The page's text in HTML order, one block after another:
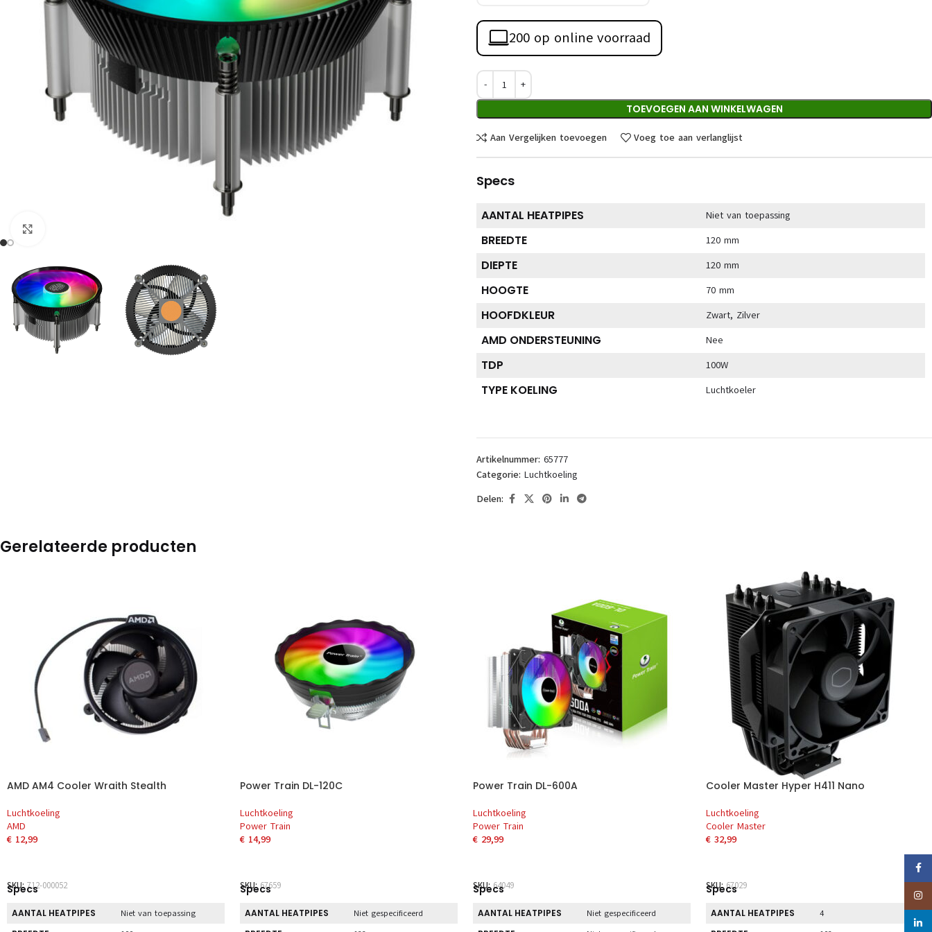
200 op online voorraad
TOEVOEGEN AAN WINKELWAGEN
Aan Vergelijken toevoegen Voeg toe aan verlanglijst
Specs
AANTAL HEATPIPES Niet van toepassing
BREEDTE 120 mm
DIEPTE 120 mm
HOOGTE 70 mm
HOOFDKLEUR Zwart, Zilver
AMD ONDERSTEUNING Nee
TDP 100W
TYPE KOELING Luchtkoeler
Artikelnummer: 65777
Categorie: Luchtkoeling
Delen:
Gerelateerde producten
AMD AM4 Cooler Wraith Stealth
Luchtkoeling
AMD
€ 12,99
SKU:712-000052
Specs
AANTAL HEATPIPES Niet van toepassing
Power Train DL-120C
Luchtkoeling
Power Train
€ 14,99
SKU:67659
Specs
AANTAL HEATPIPES Niet gespecificeerd
Power Train DL-600A
Luchtkoeling
Power Train
€ 29,99
SKU:64049
Specs
AANTAL HEATPIPES Niet gespecificeerd
Cooler Master Hyper H411 Nano
Luchtkoeling
Cooler Master
€ 32,99
SKU:67029
Specs
AANTAL HEATPIPES 4